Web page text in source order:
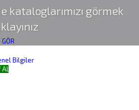
kataloglarımızı görmek
Bilgiler
Al